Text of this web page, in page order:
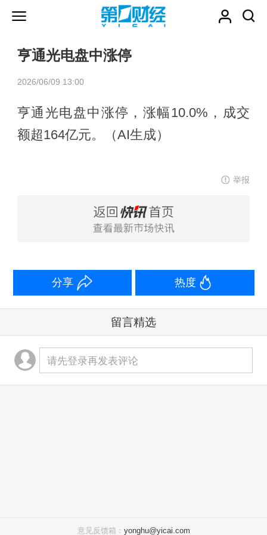
亨通光电盘中涨停
2026/06/09 13:00
亨通光电盘中涨停，涨幅10.0%，成交
额超164亿元。（AI生成）
举报
分享 热度
留言精选
请先登录再发表评论
意见反馈箱： yonghu@yicai.com